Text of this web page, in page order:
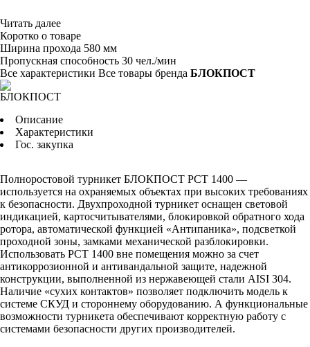
Читать далее
Коротко о товаре
Ширина прохода 580 мм
Пропускная способность 30 чел./мин
Все характеристики Все товары бренда БЛОКПОСТ
Описание
Характеристики
Гос. закупка
Полноростовой турникет БЛОКПОСТ РСТ 1400 —
используется на охраняемых объектах при высоких требованиях
к безопасности. Двухпроходной турникет оснащен световой
индикацией, картосчитывателями, блокировкой обратного хода
ротора, автоматической функцией «Антипаника», подсветкой
проходной зоны, замками механической разблокировки.
Использовать РСТ 1400 вне помещения можно за счет
антикоррозионной и антивандальной защите, надежной
конструкции, выполненной из нержавеющей стали AISI 304.
Наличие «сухих контактов» позволяет подключить модель к
системе СКУД и стороннему оборудованию. А функциональные
возможности турникета обеспечивают корректную работу с
системами безопасности других производителей.